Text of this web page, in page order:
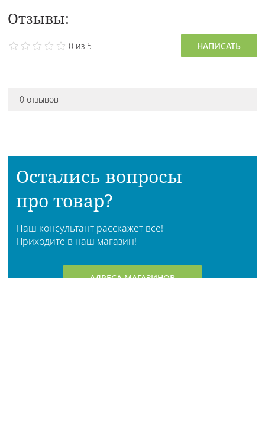
Отзывы:
0 из 5 НАПИСАТЬ
0 отзывов
Остались вопросы
про товар?
Наш консультант расскажет всё!
Приходите в наш магазин!
АДРЕСА МАГАЗИНОВ